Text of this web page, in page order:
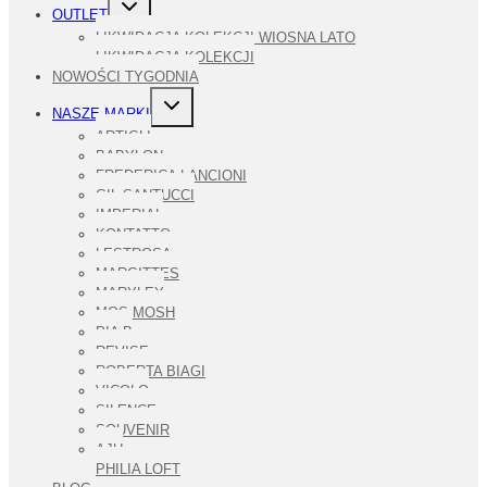
OUTLET
MENU
PODRZĘDNE
LIKWIDACJA KOLEKCJI WIOSNA LATO
LIKWIDACJA KOLEKCJI
NOWOŚCI TYGODNIA
NASZE MARKI
PRZEŁĄCZ
ARTIGLI
BABYLON
FREDERICA LANCIONI
GIL SANTUCCI
IMPERIAL
KONTATTO
LESTROSA
MARGITTES
MARYLEY
MOS MOSH
PIA B
REVISE
ROBERTA BIAGI
VICOLO
SILENCE
SOUVENIR
AJU
PHILIA LOFT